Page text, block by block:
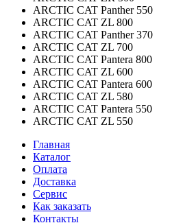
ARCTIC CAT Panther 550
ARCTIC CAT ZL 800
ARCTIC CAT Panther 370
ARCTIC CAT ZL 700
ARCTIC CAT Pantera 800
ARCTIC CAT ZL 600
ARCTIC CAT Pantera 600
ARCTIC CAT ZL 580
ARCTIC CAT Pantera 550
ARCTIC CAT ZL 550
Главная
Каталог
Оплата
Доставка
Сервис
Как заказать
Контакты